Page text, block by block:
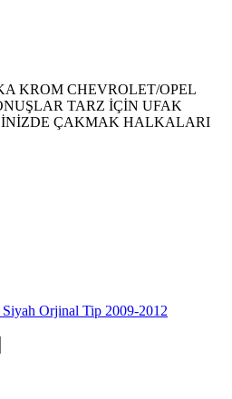
KROM CHEVROLET/OPEL
TARZ İÇİN UFAK
ÇAKMAK HALKALARI
Orjinal Tip 2009-2012